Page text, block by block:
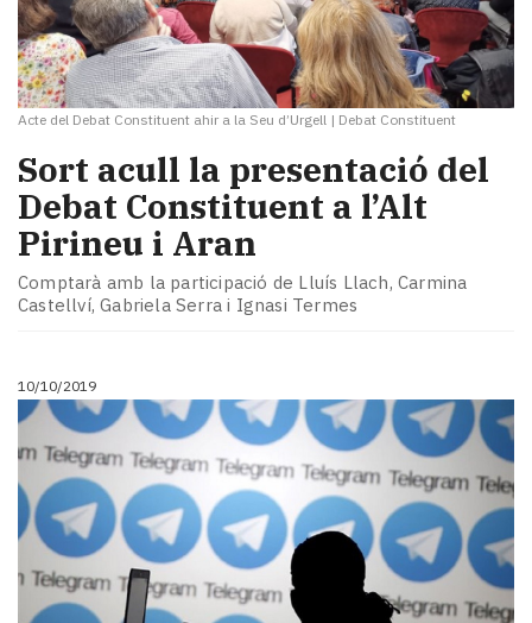
Acte del Debat Constituent ahir a la Seu d’Urgell | Debat Constituent
Sort acull la presentació del
Debat Constituent a l’Alt
Pirineu i Aran
Comptarà amb la participació de Lluís Llach, Carmina
Castellví, Gabriela Serra i Ignasi Termes
10/10/2019